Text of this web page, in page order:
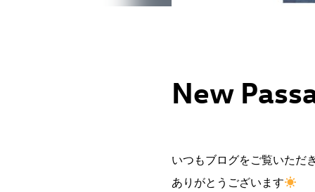
New
いつもブログをご覧いただ
ありがとうございます